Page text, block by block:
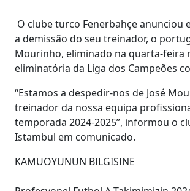
O clube turco Fenerbahçe anunciou
a demissão do seu treinador, o
Mourinho, eliminado na quarta-feira
eliminatória da Liga dos Campeões
“Estamos a despedir-nos de José
treinador da nossa equipa
temporada 2024-2025”, informou o
Istambul em comunicado.
KAMUOYUNUN BILGISINE